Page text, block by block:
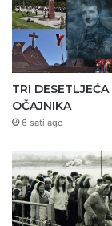
TRI
OČAJNIKA
6 sati ago